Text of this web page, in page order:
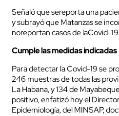
Señaló que sereporta una
y subrayó que Matanzas se
noreportan casos de laCovid-
Cumple las medidas indicadas
Para detectar la Covid-19 se
246 muestras de todas las
La Habana, y 134 de
positivo, enfatizó hoy el
Epidemiología, del MINSAP,